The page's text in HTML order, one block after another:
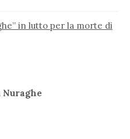
in lutto per la morte di
Nuraghe